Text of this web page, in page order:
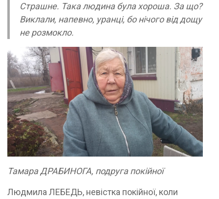
Страшне. Така людина була хороша. За що?
Виклали, напевно, уранці, бо нічого від дощу
не розмокло.
Тамара ДРАБИНОГА, подруга покійної
Людмила ЛЕБЕДЬ, невістка покійної, коли